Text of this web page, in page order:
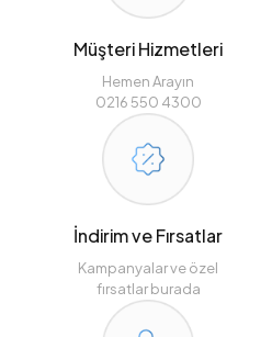
Müşteri Hizmetleri
Hemen Arayın
0216 550 4300
İndirim ve Fırsatlar
Kampanyalar ve özel
fırsatlar burada